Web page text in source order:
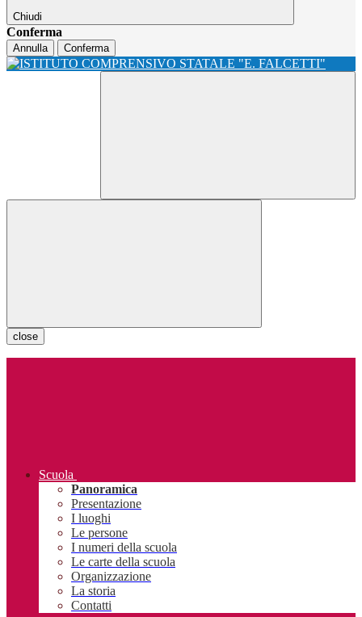
Chiudi
Conferma
Annulla Conferma
close
Scuola
Panoramica
Presentazione
I luoghi
Le persone
I numeri della scuola
Le carte della scuola
Organizzazione
La storia
Contatti